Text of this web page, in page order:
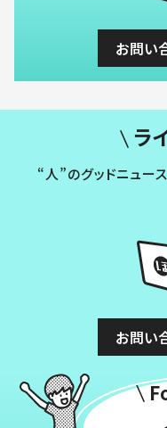
お問い
ラ
“人”のグッドニュー
お問い